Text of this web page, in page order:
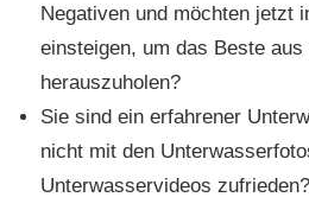
Negativen und möchten jetzt
einsteigen, um das Beste
herauszuholen?
Sie sind ein erfahrener
nicht mit den
Unterwasservideos zufrieden?